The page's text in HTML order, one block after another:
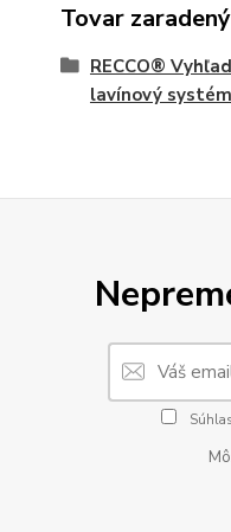
Tovar
RECCO®
lavínový systém